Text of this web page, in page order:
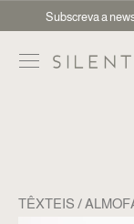
Subscreva a
TÊXTEIS